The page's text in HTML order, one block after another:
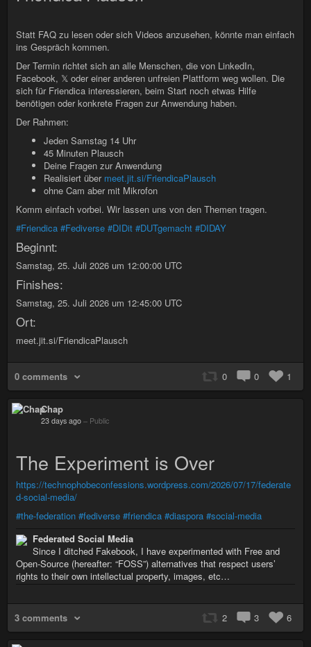
Statt FAQ zu lesen oder sich Videos anzusehen, könnte man einfach
ins Gespräch kommen.
Der Termin richtet sich an alle Menschen, die von LinkedIn,
Facebook, 𝕏 oder einer anderen unfreien Plattform weg wollen. Die
sich für Friendica interessieren, beim Start noch etwas Hilfe
benötigen oder konkrete Fragen zur Anwendung haben.
Der Rahmen:
Jeden Samstag 14 Uhr
45 Minuten Plausch
Deine Fragen zur Anwendung
Realisiert über meet.jit.si/FriendicaPlausch
ohne Cam aber mit Mikrofon
Komm einfach vorbei. Wir lassen uns von den Themen tragen.
#Friendica #Fediverse #DIDit #DUTgemacht #DIDAY
Beginnt:
Samstag, 25. Juli 2026 um 12:00:00 UTC
Finishes:
Samstag, 25. Juli 2026 um 12:45:00 UTC
Ort:
meet.jit.si/FriendicaPlausch
0 comments 0 0 1
Chap
23 days ago – Public
The Experiment is Over
https://technophobeconfessions.wordpress.com/2026/07/17/federate
d-social-media/
#the-federation #fediverse #friendica #diaspora #social-media
Federated Social Media
Since I ditched Fakebook, I have experimented with Free and
Open-Source (hereafter: “FOSS”) alternatives that respect users’
rights to their own intellectual property, images, etc…
3 comments 2 3 6